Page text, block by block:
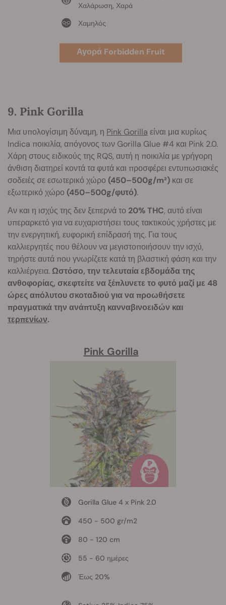
Χαλάρωση, Χαρά
Χαμηλός
Αγορά Forbidden Fruit
9. Pink Gorilla
Μια υπολογίσιμη δύναμη, η Pink Gorilla είναι μια κυρίως
Indica ποικιλία, απόγονος των Gorilla Glue #4 και Pink 2.0.
Χάρη στους ειδικούς της RQS, αυτή η ποικιλία με γρήγορη
άνθιση διατηρεί κοντά τα φυτά και προσφέρει εντυπωσιακές
σοδειές σε εσωτερικό χώρο (450–500g/m²) και σε
εξωτερικό χώρο (450–500g/φυτό).
Αν και η ισχύς της δεν ξεπερνά το 20% THC, αυτό είναι
υπεραρκετό για να ευχαριστήσει τους τακτικούς χρήστες με
την ενεργητική, ευφορική επίδρασή της. Για τους
καλλιεργητές που θέλουν να μεγιστοποιήσουν την ισχύ,
τηρήστε αυτά που γνωρίζετε κατά τη βλαστική φάση και την
καλλιέργεια.Ωστόσο, την τελευταία εβδομάδα της
ανθοφορίας, σκεφτείτε να ξέπλυνετε το φυτό μαζί με 48
ώρες απόλυτου σκοταδιού για να προωθήσετε
πραγματικά την ανάπτυξη κανναβινοειδών και
τερπενίων.
Pink Gorilla
Gorilla Glue 4 x Pink 2.0
450 - 500 gr/m2
80 - 120 cm
55 - 60 ημέρες
Έως 20%